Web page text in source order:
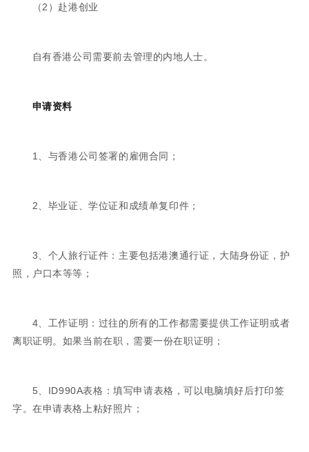
（2）赴港创业
自有香港公司需要前去管理的内地人士。
申请资料
1、与香港公司签署的雇佣合同；
2、毕业证、学位证和成绩单复印件；
3、个人旅行证件：主要包括港澳通行证，大陆身份证，护
照，户口本等等；
4、工作证明：过往的所有的工作都需要提供工作证明或者
离职证明。如果当前在职，需要一份在职证明；
5、ID990A表格：填写申请表格，可以电脑填好后打印签
字。在申请表格上粘好照片；